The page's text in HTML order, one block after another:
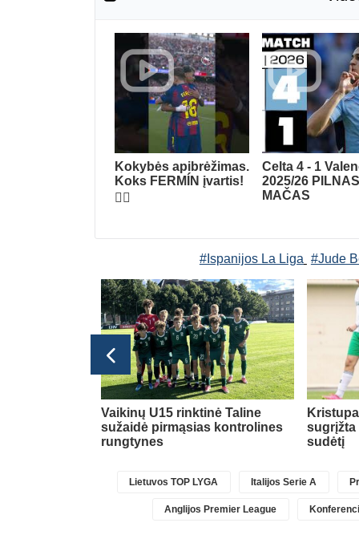
Kokybės apibrėžimas.
Koks FERMÍN įvartis!
😮‍💨
Celta 4 - 1
2025/26
MAČAS
#Ispanijos La Liga #Jude
Vaikinų U15 rinktinė Taline
sužaidė pirmąsias kontrolines
rungtynes
sugrįžta
sudėtį
Lietuvos TOP LYGA Italijos Serie A
Anglijos Premier League